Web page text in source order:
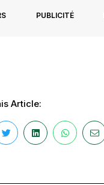
PUBLICITÉ
Article: